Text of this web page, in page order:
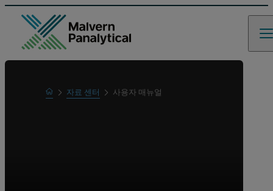
Home
Learn
자료 센터 사용자 매뉴얼